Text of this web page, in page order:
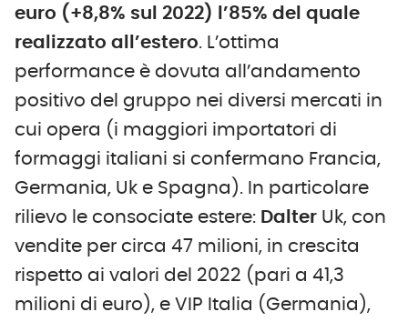
euro (+8,8% sul 2022) l’85% del quale
realizzato all’estero. L’ottima
performance è dovuta all’andamento
positivo del gruppo nei diversi mercati in
cui opera (i maggiori importatori di
formaggi italiani si confermano Francia,
Germania, Uk e Spagna). In particolare
rilievo le consociate estere: Dalter Uk, con
vendite per circa 47 milioni, in crescita
rispetto ai valori del 2022 (pari a 41,3
milioni di euro), e VIP Italia (Germania),